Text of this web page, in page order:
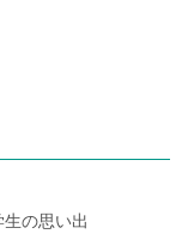
の思い出